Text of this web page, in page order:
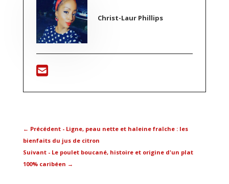
Christ-Laur Phillips
← Précédent - Ligne, peau nette et haleine fraîche : les
bienfaits du jus de citron
Suivant - Le poulet boucané, histoire et origine d'un plat
100% caribéen →